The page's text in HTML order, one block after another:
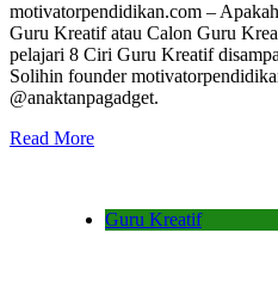
motivatorpendidikan.com –
Guru Kreatif atau Calon Guru
pelajari 8 Ciri Guru Kreatif
Solihin founder
@anaktanpagadget.
Read More
Guru Kreatif